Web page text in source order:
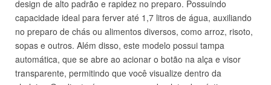
design de alto padrão e rapidez no preparo. Possuindo
capacidade ideal para ferver até 1,7 litros de água, auxiliando
no preparo de chás ou alimentos diversos, como arroz, risoto,
sopas e outros. Além disso, este modelo possui tampa
automática, que se abre ao acionar o botão na alça e visor
transparente, permitindo que você visualize dentro da